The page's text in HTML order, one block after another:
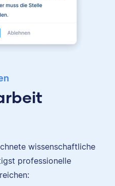
wissenschaftliche
professionelle